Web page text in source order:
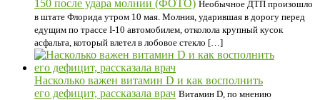
150 после удара молнии (ФОТО) Необычное ДТП произошло
в штате Флорида утром 10 мая. Молния, ударившая в дорогу перед
едущим по трассе I-10 автомобилем, отколола крупный кусок
асфальта, который влетел в лобовое стекло […]
Насколько важен витамин D и как восполнить
его дефицит, рассказала врач Витамин D, по мнению